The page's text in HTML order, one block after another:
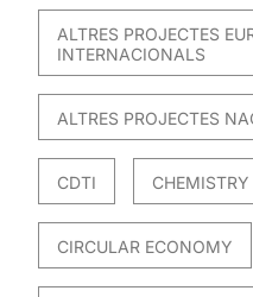
ALTRES PROJECTES
INTERNACIONALS
ALTRES PROJECTES
CDTI
CIRCULAR ECONOMY